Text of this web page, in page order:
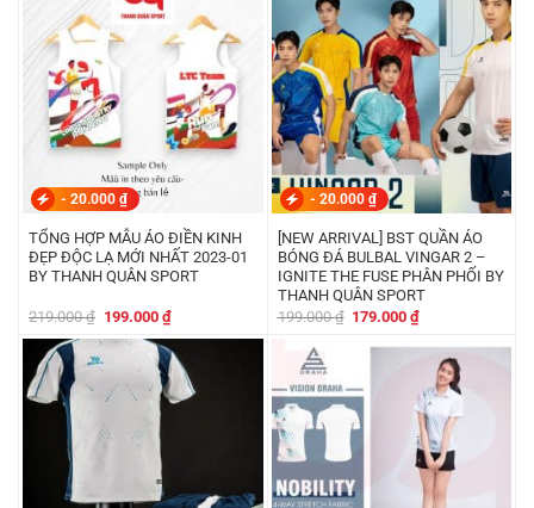
199.000 ₫.
- 20.000 ₫
TỔNG HỢP MẪU ÁO ĐIỀN KINH
ĐẸP ĐỘC LẠ MỚI NHẤT 2023-01
BY THANH QUÂN SPORT
219.000₫ Giá
là:
219.000 ₫.
199.000 ₫Giá
hiện
tại
là:
199.000 ₫.
- 20.000 ₫
[NEW ARRIVAL] BST QUẦN ÁO
BÓNG ĐÁ BULBAL VINGAR 2 –
IGNITE THE FUSE PHÂN PHỐI BY
THANH QUÂN SPORT
199.000₫ Giá
179.000₫Giá
tại
179.000 ₫.